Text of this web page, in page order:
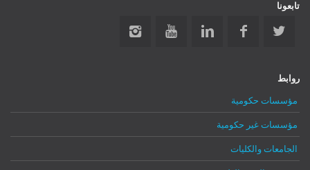
تابعونا
روابط
مؤسسات حكومية
مؤسسات غير حكومية
الجامعات والكليات